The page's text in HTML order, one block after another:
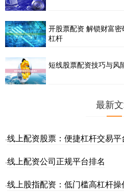
开股票配资 解锁财富
杠杆
短线股票配资技巧与风
最新
·线上配资股票：便捷杠杆交易平
·线上配资公司正规平台排名
·线上股指配资：低门槛高杠杆操